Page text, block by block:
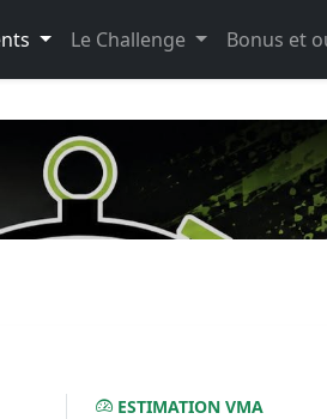
Le Challenge Bonus et
ESTIMATION VMA